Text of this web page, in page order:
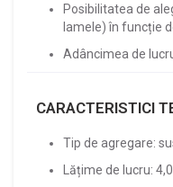
Posibilitatea de
lamele) în funcție
Adâncimea de
CARACTERISTICI
Tip de agregare:
Lățime de lucru: